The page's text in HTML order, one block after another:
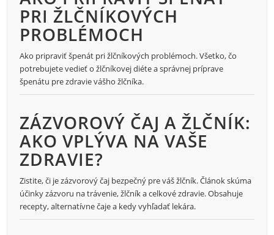
PRI ŽLČNÍKOVÝCH
PROBLÉMOCH
Ako pripraviť špenát pri žlčníkových problémoch. Všetko, čo
potrebujete vedieť o žlčníkovej diéte a správnej príprave
špenátu pre zdravie vášho žlčníka.
ZÁZVOROVÝ ČAJ A ŽLČNÍK:
AKO VPLÝVA NA VAŠE
ZDRAVIE?
Zistite, či je zázvorový čaj bezpečný pre váš žlčník. Článok skúma
účinky zázvoru na trávenie, žlčník a celkové zdravie. Obsahuje
recepty, alternatívne čaje a kedy vyhľadať lekára.